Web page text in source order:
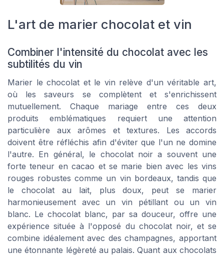
L'art de marier chocolat et vin
Combiner l'intensité du chocolat avec les
subtilités du vin
Marier le chocolat et le vin relève d'un véritable art,
où les saveurs se complètent et s'enrichissent
mutuellement. Chaque mariage entre ces deux
produits emblématiques requiert une attention
particulière aux arômes et textures. Les accords
doivent être réfléchis afin d'éviter que l'un ne domine
l'autre. En général, le chocolat noir a souvent une
forte teneur en cacao et se marie bien avec les vins
rouges robustes comme un vin bordeaux, tandis que
le chocolat au lait, plus doux, peut se marier
harmonieusement avec un vin pétillant ou un vin
blanc. Le chocolat blanc, par sa douceur, offre une
expérience située à l'opposé du chocolat noir, et se
combine idéalement avec des champagnes, apportant
une étonnante légèreté au palais. Quant aux chocolats